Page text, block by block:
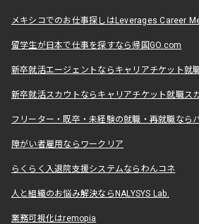
メキシコでのお仕事探しはLeverages Career
留学生が日本で仕事を探すなら帰国GO.com
新卒就活エージェントならキャリアチケット就
新卒就活スカウトならキャリアチケット就職ス
フリーター・既卒・未経験の就職・再就職なら
障がい者雇用ならワークリア
らくらく入退院支援システムならわんコネ
人と組織のお悩み解決ならNALYSYS Lab.
業務可視化はremopia